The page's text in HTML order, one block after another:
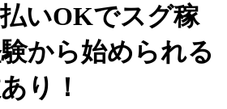
いOKでスグ稼
から始められる
り！